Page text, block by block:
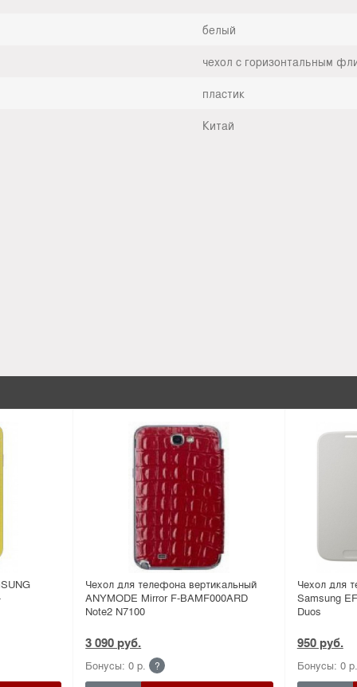
белый
чехол с горизонтальным
пластик
Китай
Чехол для телефона вертикальный
ANYMODE Mirror F-BAMF000ARD
Note2 N7100
3 090 руб.
Бонусы: 0 р. ?
Чехол для
Samsung
Duos
950 руб.
Бонусы: 0 р.